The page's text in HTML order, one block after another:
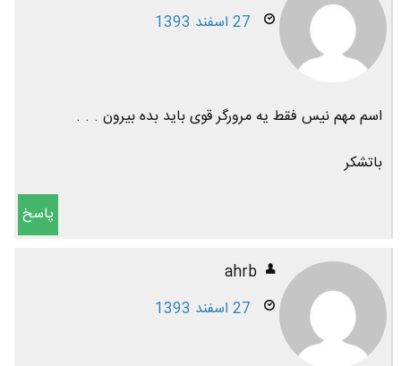
27 اسفند 1393
اسم مهم نیس فقط یه مرورگر قوی باید بده بیرون . . .
باتشکر
پاسخ
ahrb
27 اسفند 1393